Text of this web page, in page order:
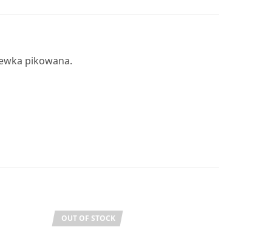
pikowana.
OUT OF STOCK